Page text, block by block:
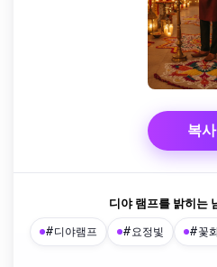
복사
디야 램프를 밝히는
#디야램프 #요정빛 #꽃